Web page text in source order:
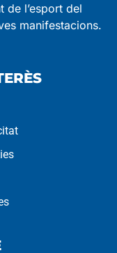
l’esport del
manifestacions.